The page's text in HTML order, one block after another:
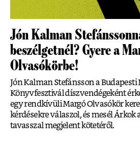
Jón Kalman
beszélgetnél? Gyere a
Olvasókörbe!
Jón Kalman Stefánsson a Budapesti
Könyvfesztivál díszvendégeként
egy rendkívüli Margó Olvasókör
kérdésekre válaszol, és mesél Árkok
tavasszal megjelent kötetéről.